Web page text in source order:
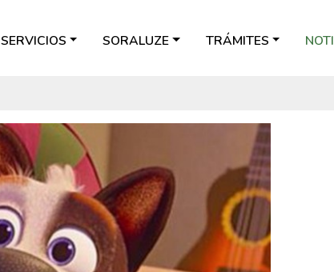
SERVICIOS SORALUZE TRÁMITES